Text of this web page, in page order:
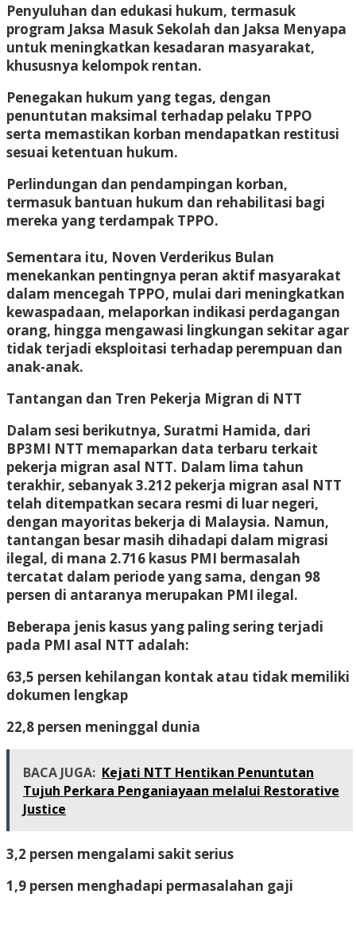
Penyuluhan dan edukasi hukum, termasuk
program Jaksa Masuk Sekolah dan Jaksa Menyapa
untuk meningkatkan kesadaran masyarakat,
khususnya kelompok rentan.
Penegakan hukum yang tegas, dengan
penuntutan maksimal terhadap pelaku TPPO
serta memastikan korban mendapatkan restitusi
sesuai ketentuan hukum.
Perlindungan dan pendampingan korban,
termasuk bantuan hukum dan rehabilitasi bagi
mereka yang terdampak TPPO.
Sementara itu, Noven Verderikus Bulan
menekankan pentingnya peran aktif masyarakat
dalam mencegah TPPO, mulai dari meningkatkan
kewaspadaan, melaporkan indikasi perdagangan
orang, hingga mengawasi lingkungan sekitar agar
tidak terjadi eksploitasi terhadap perempuan dan
anak-anak.
Tantangan dan Tren Pekerja Migran di NTT
Dalam sesi berikutnya, Suratmi Hamida, dari
BP3MI NTT memaparkan data terbaru terkait
pekerja migran asal NTT. Dalam lima tahun
terakhir, sebanyak3.212 pekerja migran asal NTT
telah ditempatkan secara resmi di luar negeri,
dengan mayoritas bekerja di Malaysia. Namun,
tantangan besar masih dihadapi dalam migrasi
ilegal, di mana 2.716 kasus PMI bermasalah
tercatat dalam periode yang sama, dengan 98
persen di antaranya merupakan PMI ilegal.
Beberapa jenis kasus yang paling sering terjadi
pada PMI asal NTT adalah:
63,5 persen kehilangan kontak atau tidak memiliki
dokumen lengkap
22,8 persen meninggal dunia
BACA JUGA: Kejati NTT Hentikan Penuntutan
Tujuh Perkara Penganiayaan melalui Restorative
Justice
3,2 persen mengalami sakit serius
1,9 persen menghadapi permasalahan gaji